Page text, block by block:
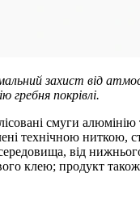
захист від
гребня покрівлі.
смуги
технічною ниткою,
від
клею; продукт також